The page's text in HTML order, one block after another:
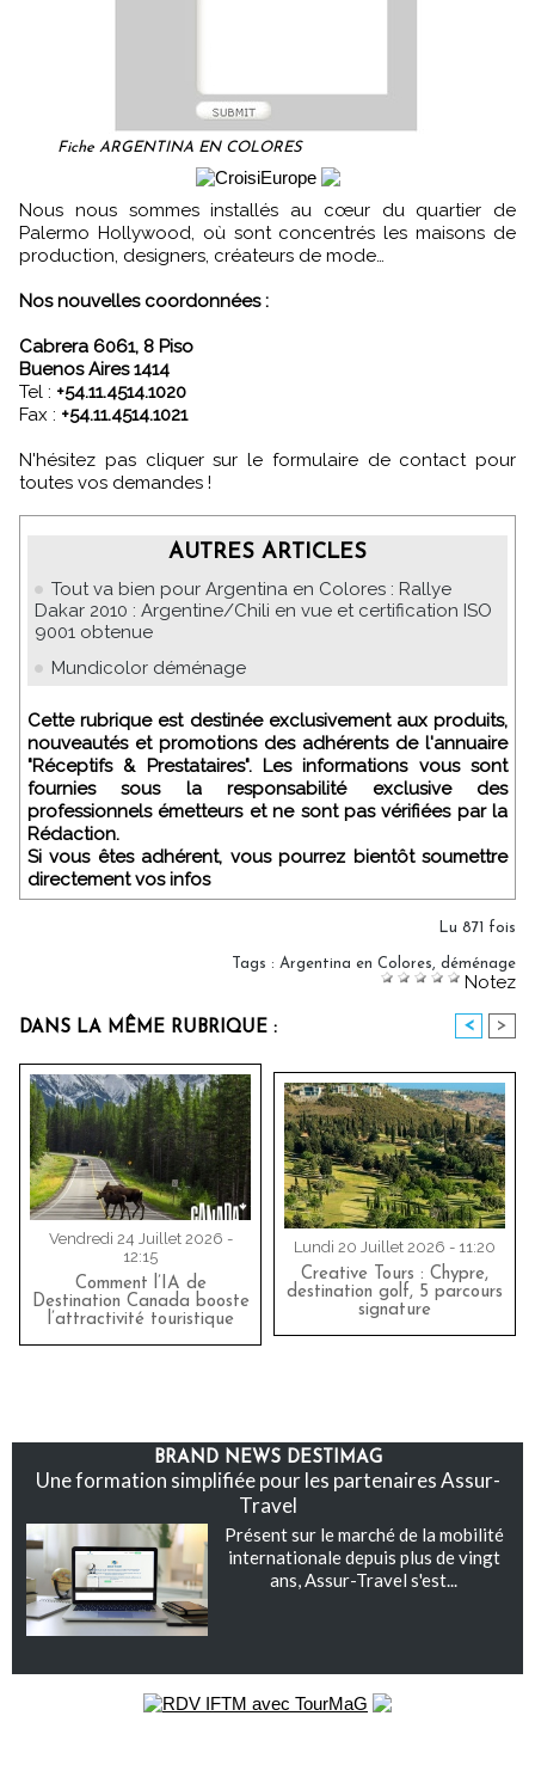
Fiche ARGENTINA EN COLORES
Nous nous sommes installés au cœur du quartier de
Palermo Hollywood, où sont concentrés les maisons de
production, designers, créateurs de mode…
Nos nouvelles coordonnées :
Cabrera 6061, 8 Piso
Buenos Aires 1414
Tel : +54.11.4514.1020
Fax : +54.11.4514.1021
N'hésitez pas cliquer sur le formulaire de contact pour
toutes vos demandes !
AUTRES ARTICLES
Tout va bien pour Argentina en Colores : Rallye
Dakar 2010 : Argentine/Chili en vue et certification ISO
9001 obtenue
Mundicolor déménage
Cette rubrique est destinée exclusivement aux produits,
nouveautés et promotions des adhérents de l'annuaire
"Réceptifs & Prestataires". Les informations vous sont
fournies sous la responsabilité exclusive des
professionnels émetteurs et ne sont pas vérifiées par la
Rédaction.
Si vous êtes adhérent, vous pourrez bientôt soumettre
directement vos infos
Lu 871 fois
Tags : Argentina en Colores déménage
Notez
DANS LA MÊME RUBRIQUE : < >
Vendredi 24 Juillet 2026 -
12:15
Comment l’IA de
Destination Canada booste
l’attractivité touristique
Lundi 20 Juillet 2026 - 11:20
Creative Tours : Chypre,
destination golf, 5 parcours
signature
BRAND NEWS DESTIMAG
Une formation simplifiée pour les partenaires Assur-
Travel
Présent sur le marché de la mobilité
internationale depuis plus de vingt
ans, Assur-Travel s'est...